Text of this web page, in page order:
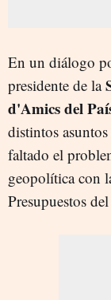
En un diálogo
presidente de la
d'Amics del
distintos
faltado el
geopolítica con
Presupuestos